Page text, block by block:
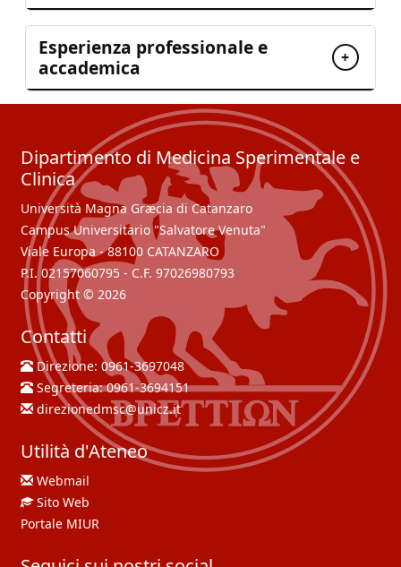
Esperienza professionale e
accademica
+
Dipartimento di Medicina Sperimentale e
Clinica
Università Magna Græcia di Catanzaro
Campus Universitario "Salvatore Venuta"
Viale Europa - 88100 CATANZARO
P.I. 02157060795 - C.F. 97026980793
Copyright © 2026
Contatti
Direzione:0961-3697048
Segreteria:0961-3694151
direzionedmsc@unicz.it
Utilità d'Ateneo
Webmail
Sito Web
Portale MIUR